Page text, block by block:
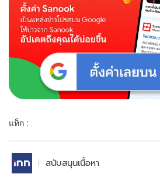
แท็ก :
สนับสนุนเนื้อหา